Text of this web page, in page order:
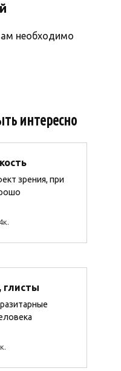
необходимо
интересно
зрения, при
глисты